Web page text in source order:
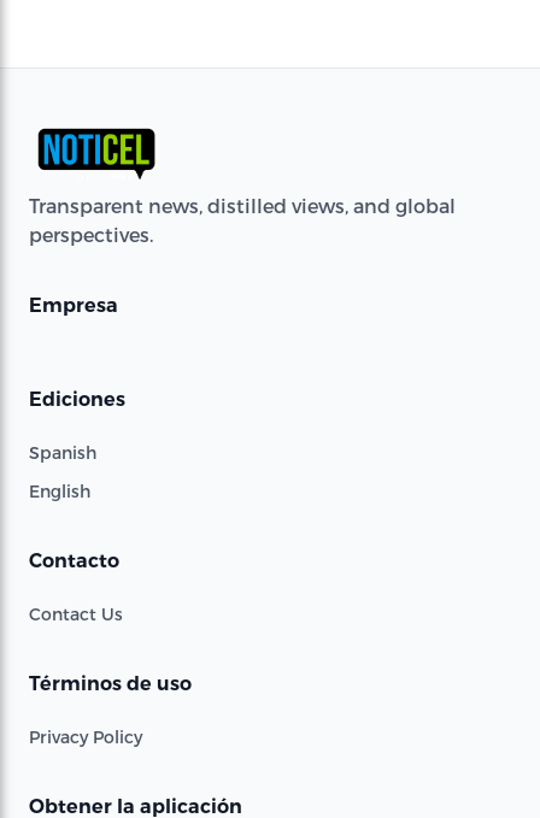
Transparent news, distilled views, and global
perspectives.
Empresa
Ediciones
Spanish
English
Contacto
Contact Us
Términos de uso
Privacy Policy
Obtener la aplicación